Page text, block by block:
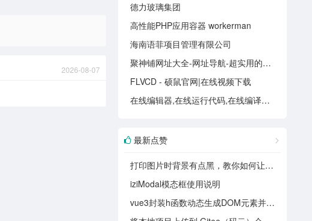
2026-08-07
德力玻璃集团
高性能PHP应用容器 workerman
海南语菲项目管理有限公司
聚神铺网址大全-网址导航-超实用的资源网站
FLVCD - 硕鼠官网|在线视频下载
在线编辑器,在线运行代码,在线编译器大全 - 在线工具(nhooo.com)
最新点赞
打印图片时背景有点黑，教你如何让打印出来底为白色
iziModal模态框使用说明
vue3封装h函数动态生成DOM元素并挂载